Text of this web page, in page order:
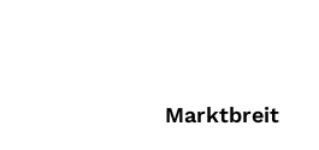
Marktbreit